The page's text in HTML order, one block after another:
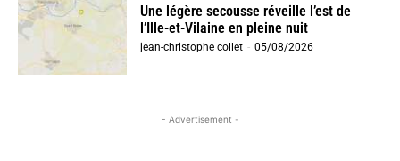
Une légère secousse réveille l’est de
l’Ille-et-Vilaine en pleine nuit
jean-christophe collet - 05/08/2026
- Advertisement -